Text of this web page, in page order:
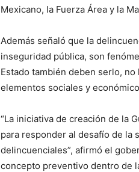
Mexicano, la Fuerza Área y la
Además señaló que la
inseguridad pública, son
Estado también deben serlo,
elementos sociales y
“La iniciativa de creación de la
para responder al desafío de la
delincuenciales”, afirmó el
concepto preventivo dentro de